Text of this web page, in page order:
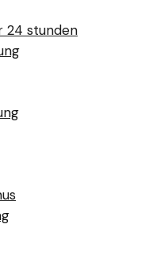
24 stunden